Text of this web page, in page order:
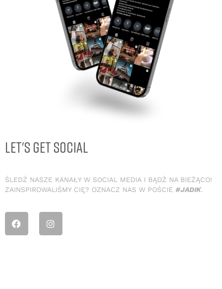
LET'S GET SOCIAL
ŚLEDŹ NASZE KANAŁY W SOCIAL MEDIA I BĄDŹ NA BIEŻĄCO!
ZAINSPIROWALIŚMY CIĘ? OZNACZ NAS W POŚCIE #JADIK.